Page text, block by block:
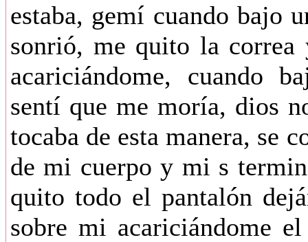
estaba, gemí cuando bajo
sonrió, me quito la correa
acariciándome, cuando
sentí que me moría, dios
tocaba de esta manera, se
de mi cuerpo y mi s
quito todo el pantalón
sobre mi acariciándome